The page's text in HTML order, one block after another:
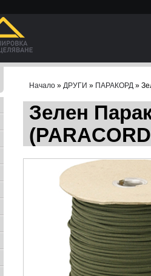
Начало» ДРУГИ » ПАРАКОРД»
Зелен